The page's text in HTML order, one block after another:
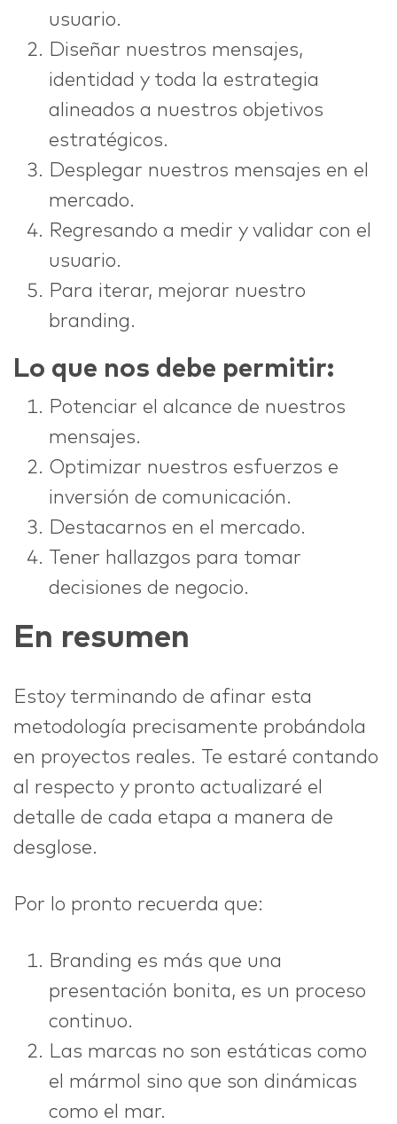
usuario.
Diseñar nuestros mensajes,
identidad y toda la estrategia
alineados a nuestros objetivos
estratégicos.
Desplegar nuestros mensajes en el
mercado.
Regresando a medir y validar con el
usuario.
Para iterar, mejorar nuestro
branding.
Lo que nos debe permitir:
Potenciar el alcance de nuestros
mensajes.
Optimizar nuestros esfuerzos e
inversión de comunicación.
Destacarnos en el mercado.
Tener hallazgos para tomar
decisiones de negocio.
En resumen
Estoy terminando de afinar esta
metodología precisamente probándola
en proyectos reales. Te estaré contando
al respecto y pronto actualizaré el
detalle de cada etapa a manera de
desglose.
Por lo pronto recuerda que:
Branding es más que una
presentación bonita, es un proceso
continuo.
Las marcas no son estáticas como
el mármol sino que son dinámicas
como el mar.